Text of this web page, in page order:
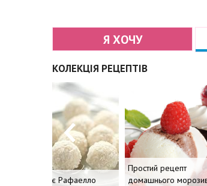
Я ХОЧУ
КОЛЕКЦІЯ РЕЦЕПТІВ
Домашнє Рафаелло
Простий рецепт
домашнього морозива